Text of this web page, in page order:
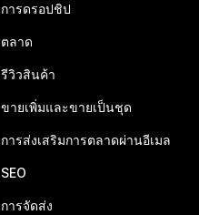
การดรอปชิป
ตลาด
รีวิวสินค้า
ขายเพิ่มและขายเป็นชุด
การส่งเสริมการตลาดผ่านอีเมล
SEO
การจัดส่ง